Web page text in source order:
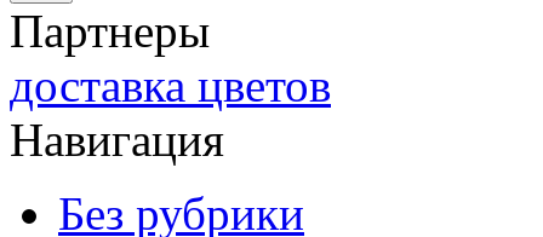
Партнеры
доставка цветов
Навигация
Без рубрики